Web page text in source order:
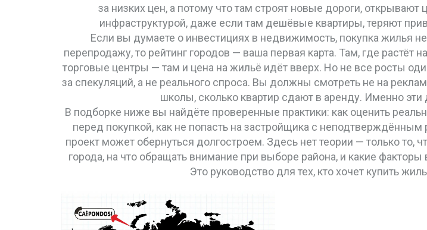
за низких цен, а потому что там строят новые дороги,
инфраструктурой, даже если там дешёвые квартиры, теряют
Если вы думаете о инвестициях в недвижимость, покупка жилья
перепродажу, то рейтинг городов — ваша первая карта. Там, где
торговые центры — там и цена на жильё идёт вверх. Но не все росты
за спекуляций, а не реального спроса. Вы должны смотреть не на
школы, сколько квартир сдают в аренду. Именно
В подборке ниже вы найдёте проверенные практики: как оценить
перед покупкой, как не попасть на застройщика с
проект может обернуться долгостроем. Здесь нет теории — только то,
города, на что обращать внимание при выборе района, и какие
Это руководство для тех, кто хочет купить